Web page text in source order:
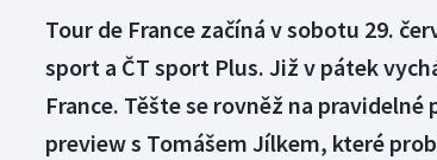
Tour de France začíná v sobotu 29.
sport a ČT sport Plus. Již v pátek
France. Těšte se rovněž na
preview s Tomášem Jílkem, které